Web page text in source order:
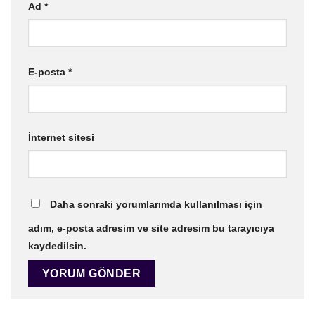
Ad *
E-posta *
İnternet sitesi
Daha sonraki yorumlarımda kullanılması için
adım, e-posta adresim ve site adresim bu tarayıcıya
kaydedilsin.